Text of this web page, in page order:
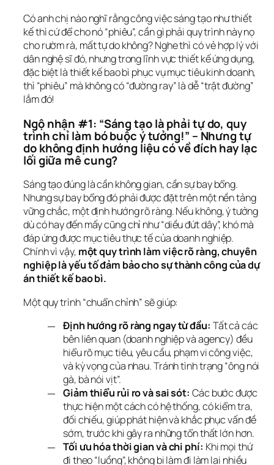
Có anh chị nào nghĩ rằng công việc sáng tạo như thiết
kế thì cứ để cho nó “phiêu”, cần gì phải quy trình này nọ
cho rườm rà, mất tự do không? Nghe thì có vẻ hợp lý với
dân nghệ sĩ đó, nhưng trong lĩnh vực thiết kế ứng dụng,
đặc biệt là thiết kế bao bì phục vụ mục tiêu kinh doanh,
thì “phiêu” mà không có “đường ray” là dễ “trật đường”
lắm đó!
Ngộ nhận #1: “Sáng tạo là phải tự do, quy
trình chỉ làm bó buộc ý tưởng!” – Nhưng tự
do không định hướng liệu có về đích hay lạc
lối giữa mê cung?
Sáng tạo đúng là cần không gian, cần sự bay bổng.
Nhưng sự bay bổng đó phải được đặt trên một nền tảng
vững chắc, một định hướng rõ ràng. Nếu không, ý tưởng
dù có hay đến mấy cũng chỉ như “diều đứt dây”, khó mà
đáp ứng được mục tiêu thực tế của doanh nghiệp.
Chính vì vậy, một quy trình làm việc rõ ràng, chuyên
nghiệp là yếu tố đảm bảo cho sự thành công của dự
án thiết kế bao bì.
Một quy trình “chuẩn chỉnh” sẽ giúp:
Định hướng rõ ràng ngay từ đầu: Tất cả các
bên liên quan (doanh nghiệp và agency) đều
hiểu rõ mục tiêu, yêu cầu, phạm vi công việc,
và kỳ vọng của nhau. Tránh tình trạng “ông nói
gà, bà nói vịt”.
Giảm thiểu rủi ro và sai sót: Các bước được
thực hiện một cách có hệ thống, có kiểm tra,
đối chiếu, giúp phát hiện và khắc phục vấn đề
sớm, trước khi gây ra những tổn thất lớn hơn.
Tối ưu hóa thời gian và chi phí: Khi mọi thứ
đi theo “luồng”, không bị làm đi làm lại nhiều